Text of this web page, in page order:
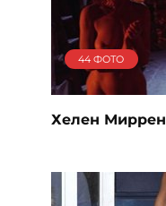
44 ФОТО
Хелен Миррен